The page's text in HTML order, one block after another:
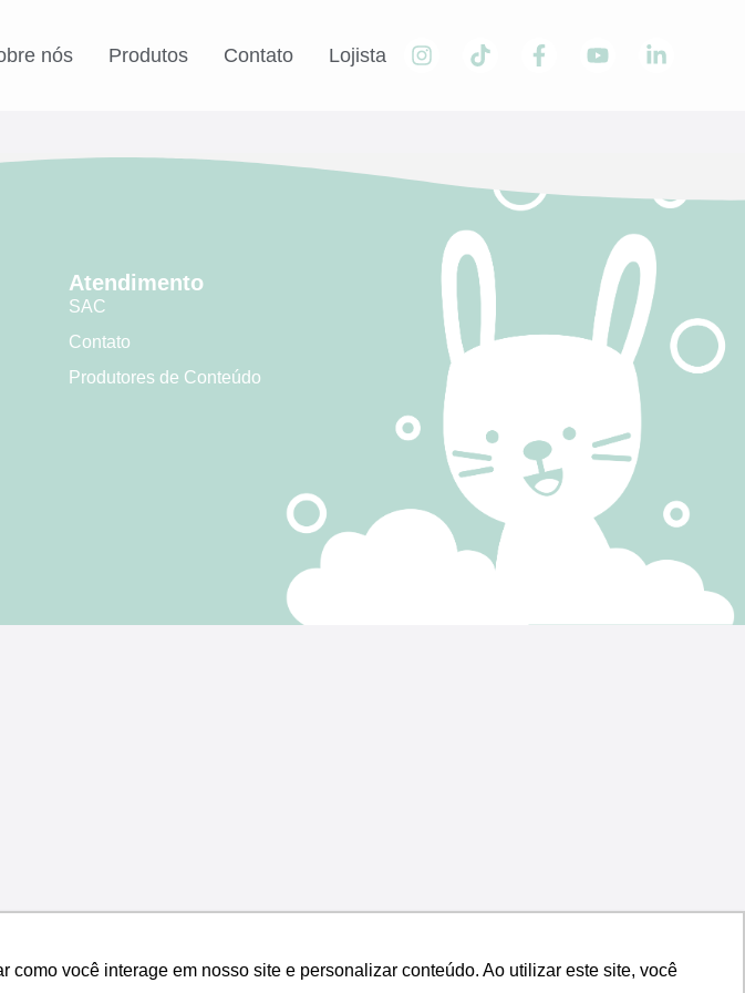
você interage em nosso site e personalizar conteúdo. Ao utilizar este site, você
você interage em nosso site e personalizar conteúdo. Ao utilizar este site, você
nós Produtos Contato Lojista
Atendimento
SAC
Contato
Produtores de Conteúdo